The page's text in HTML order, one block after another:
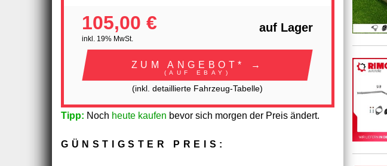
105,00 €
inkl. 19% MwSt.
auf Lager
ZUM ANGEBOT* →
(AUF EBAY)
(inkl. detaillierte Fahrzeug-Tabelle)
Tipp: Noch heute kaufen bevor sich morgen der Preis ändert.
GÜNSTIGSTER PREIS: